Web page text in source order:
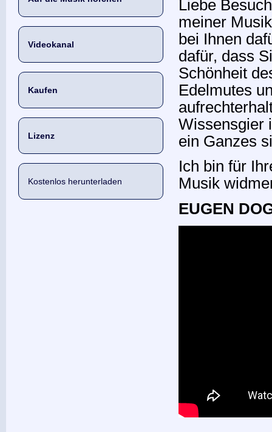
Videokanal
Kaufen
Lizenz
Kostenlos herunterladen
Liebe
meiner
bei Ihnen
dafür, dass
Schönheit
Edelmutes
Wissensgier
ein Ganzes
Ich bin für
Musik
EUGEN